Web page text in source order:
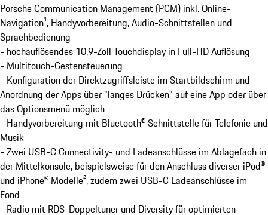
Porsche Communication Management (PCM) inkl. Online-
Navigation¹, Handyvorbereitung, Audio-Schnittstellen und
Sprachbedienung
- hochauflösendes 10,9-Zoll Touchdisplay in Full-HD Auflösung
- Multitouch-Gestensteuerung
- Konfiguration der Direktzugriffsleiste im Startbildschirm und
Anordnung der Apps über "langes Drücken" auf eine App oder über
das Optionsmenü möglich
- Handyvorbereitung mit Bluetooth® Schnittstelle für Telefonie und
Musik
- Zwei USB-C Connectivity- und Ladeanschlüsse im Ablagefach in
der Mittelkonsole, beispielsweise für den Anschluss diverser iPod®
und iPhone® Modelle², zudem zwei USB-C Ladeanschlüsse im
Fond
- Radio mit RDS-Doppeltuner und Diversity für optimierten